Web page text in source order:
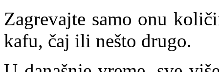
Zagrevajte samo onu
kafu, čaj ili nešto drugo.